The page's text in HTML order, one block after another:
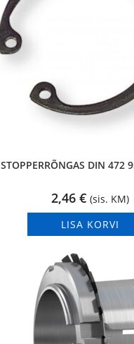
STOPPERRÕNGAS DIN 472
2,46 € (sis. KM)
LISA KORVI